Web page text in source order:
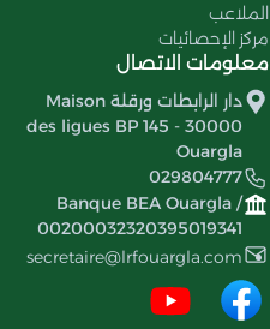
الملاعب
مركز الإحصائيات
معلومات الاتصال
دار الرابطات ورقلة Maison
des ligues BP 145 - 30000
Ouargla
029804777
Banque BEA Ouargla /
00200032320395019341
secretaire@lrfouargla.com